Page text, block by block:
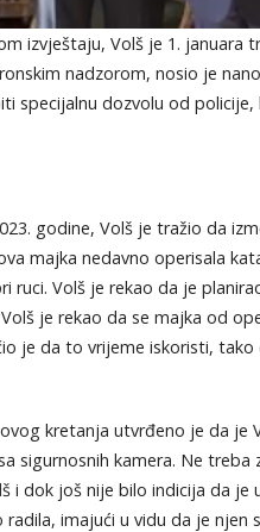
izvještaju, Volš je 1. januara
nadzorom, nosio je
specijalnu dozvolu od policije,
godine, Volš je tražio da
majka nedavno operisala
ruci. Volš je rekao da je
je rekao da se majka od
je da to vrijeme iskoristi,
kretanja utvrđeno je da
sigurnosnih kamera. Ne
i dok još nije bilo indicija da
radila, imajući u vidu da je